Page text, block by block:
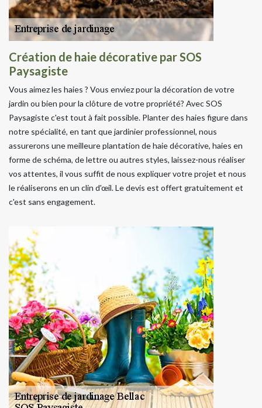
Création de haie décorative par SOS
Paysagiste
Vous aimez les haies ? Vous enviez pour la décoration de votre
jardin ou bien pour la clôture de votre propriété? Avec SOS
Paysagiste c'est tout à fait possible. Planter des haies figure dans
notre spécialité, en tant que jardinier professionnel, nous
assurerons une meilleure plantation de haie décorative, haies en
forme de schéma, de lettre ou autres styles, laissez-nous réaliser
vos attentes, il vous suffit de nous expliquer votre projet et nous
le réaliserons en un clin d'œil. Le devis est offert gratuitement et
c'est sans engagement.